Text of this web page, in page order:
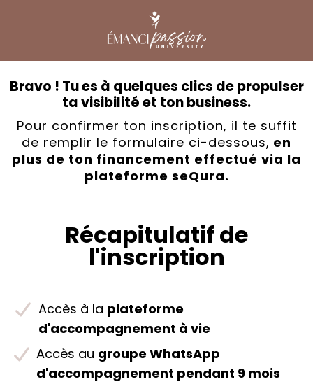
Bravo ! Tu es à quelques clics de propulser
ta visibilité et ton business.
Pour confirmer ton inscription, il te suffit
de remplir le formulaire ci-dessous, en
plus de ton financement effectué via la
plateforme seQura.
Récapitulatif de
l'inscription
Accès à la plateforme
d'accompagnement à vie
Accès au groupe WhatsApp
d'accompagnement pendant 9 mois